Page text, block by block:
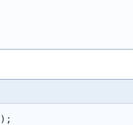
) ;